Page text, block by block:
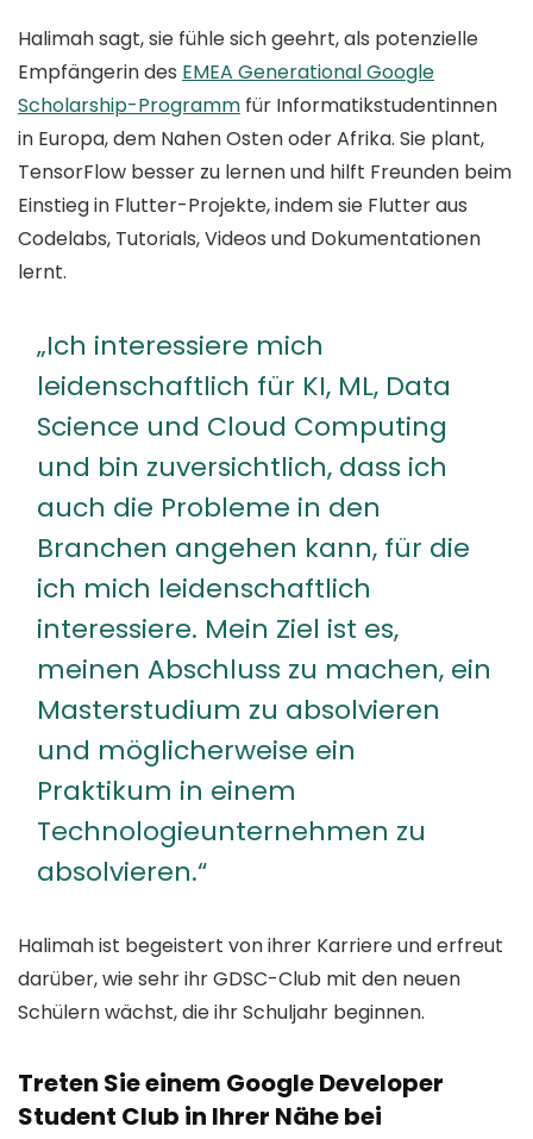
Halimah sagt, sie fühle sich geehrt, als potenzielle
Empfängerin des EMEA Generational Google
Scholarship-Programm für Informatikstudentinnen
in Europa, dem Nahen Osten oder Afrika. Sie plant,
TensorFlow besser zu lernen und hilft Freunden beim
Einstieg in Flutter-Projekte, indem sie Flutter aus
Codelabs, Tutorials, Videos und Dokumentationen
lernt.
„Ich interessiere mich
leidenschaftlich für KI, ML, Data
Science und Cloud Computing
und bin zuversichtlich, dass ich
auch die Probleme in den
Branchen angehen kann, für die
ich mich leidenschaftlich
interessiere. Mein Ziel ist es,
meinen Abschluss zu machen, ein
Masterstudium zu absolvieren
und möglicherweise ein
Praktikum in einem
Technologieunternehmen zu
absolvieren.“
Halimah ist begeistert von ihrer Karriere und erfreut
darüber, wie sehr ihr GDSC-Club mit den neuen
Schülern wächst, die ihr Schuljahr beginnen.
Treten Sie einem Google Developer
Student Club in Ihrer Nähe bei